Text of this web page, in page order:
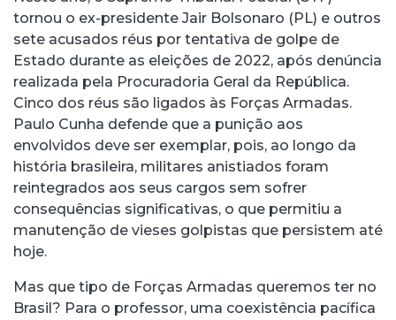
tornou o ex-presidente Jair Bolsonaro (PL) e outros
sete acusados réus por tentativa de golpe de
Estado durante as eleições de 2022, após denúncia
realizada pela Procuradoria Geral da República.
Cinco dos réus são ligados às Forças Armadas.
Paulo Cunha defende que a punição aos
envolvidos deve ser exemplar, pois, ao longo da
história brasileira, militares anistiados foram
reintegrados aos seus cargos sem sofrer
consequências significativas, o que permitiu a
manutenção de vieses golpistas que persistem até
hoje.
Mas que tipo de Forças Armadas queremos ter no
Brasil? Para o professor, uma coexistência pacífica